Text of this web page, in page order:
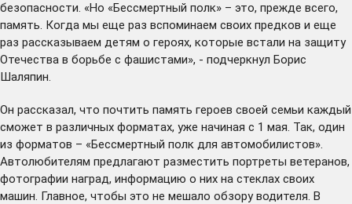
безопасности. «Но «Бессмертный полк» – это, прежде всего,
память. Когда мы еще раз вспоминаем своих предков и еще
раз рассказываем детям о героях, которые встали на защиту
Отечества в борьбе с фашистами», - подчеркнул Борис
Шаляпин.
Он рассказал, что почтить память героев своей семьи каждый
сможет в различных форматах, уже начиная с 1 мая. Так, один
из форматов – «Бессмертный полк для автомобилистов».
Автолюбителям предлагают разместить портреты ветеранов,
фотографии наград, информацию о них на стеклах своих
машин. Главное, чтобы это не мешало обзору водителя. В